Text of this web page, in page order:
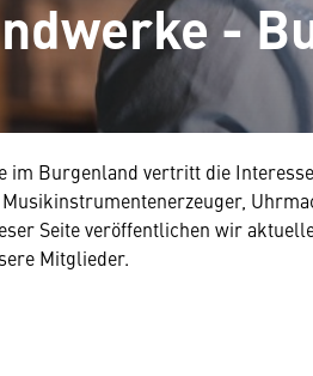
-
im Burgenland vertritt die
Seite veröffentlichen wir
Mitglieder.